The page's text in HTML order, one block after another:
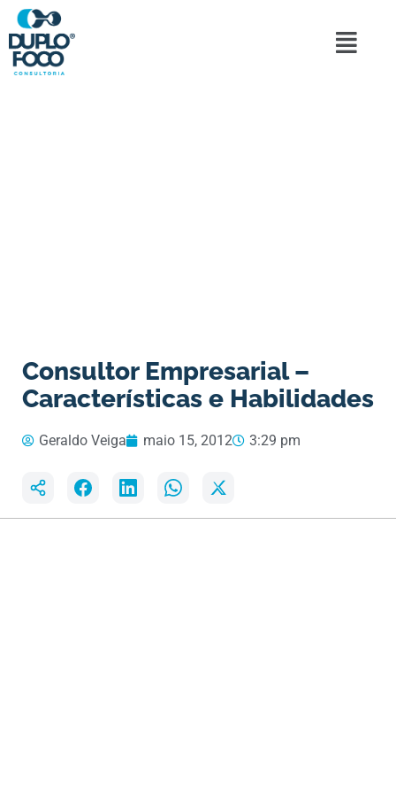
Consultor Empresarial –
Características e Habilidades
Geraldo Veiga maio 15, 2012 3:29 pm